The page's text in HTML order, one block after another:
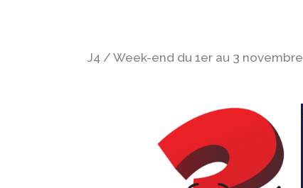
J4 / Week-end du 1er au 3 novembre